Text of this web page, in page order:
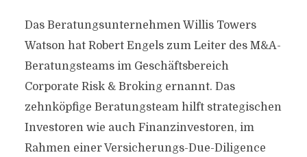
Das Beratungsunternehmen Willis Towers
Watson hat Robert Engels zum Leiter des M&A-
Beratungsteams im Geschäftsbereich
Corporate Risk & Broking ernannt. Das
zehnköpfige Beratungsteam hilft strategischen
Investoren wie auch Finanzinvestoren, im
Rahmen einer Versicherungs-Due-Diligence